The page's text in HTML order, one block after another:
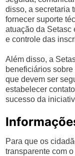
disso, a secretaria
fornecer suporte
atuação da Setasc
e controle das
Além disso, a
beneficiários
que devem ser
estabelecer
sucesso da
Para que os
transparente com